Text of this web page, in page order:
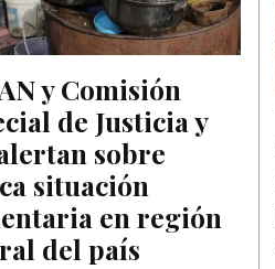
y Comisión
de Justicia y
sobre
situación
en región
del país